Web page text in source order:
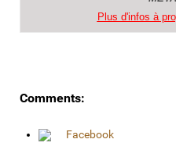
Plus d'infos à
Comments:
Facebook